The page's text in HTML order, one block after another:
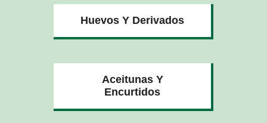
Huevos Y Derivados
Aceitunas Y
Encurtidos